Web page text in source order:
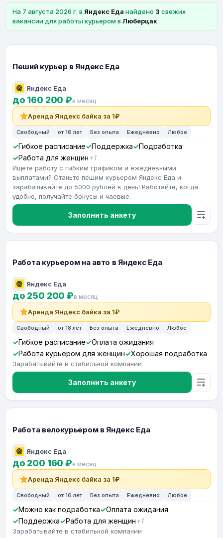
На 7 августа 2026 г. в Яндекс Еда найдено 3 свежих
вакансии для работы курьером в Люберцах
Пеший курьер в Яндекс Еда
Яндекс Еда
до 160 200 ₽в месяц
Аренда Яндекс байка за 1₽
Свободный от 16 лет Без опыта Ежедневно Любое
Гибкое расписание Поддержка
Подработка
Работа для женщин +1
Ищете работу с гибким графиком и ежедневными
выплатами? Станьте пешим курьером Яндекс Еда и
зарабатывайте до 5000 рублей в день! Работайте, когда
удобно, получайте бонусы и чаевые.
Заполнить анкету
Работа курьером на авто в Яндекс Еда
Яндекс Еда
до 250 200 ₽в месяц
Аренда Яндекс байка за 1₽
Свободный от 18 лет Без опыта Ежедневно Любое
Гибкое расписание
Оплата ожидания
Работа курьером для женщин
Хорошая подработка
Зарабатывайте в стабильной компании
Заполнить анкету
Работа велокурьером в Яндекс Еда
Яндекс Еда
до 200 160 ₽в месяц
Аренда Яндекс байка за 1₽
Свободный от 16 лет Без опыта Ежедневно Любое
Можно как подработка
Оплата ожидания
Поддержка
Работа для женщин +1
Зарабатывайте в стабильной компании